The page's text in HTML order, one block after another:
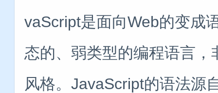
vaScript是面向Web的变成
态的、弱类型的编程语言
风格。JavaScript的语法源